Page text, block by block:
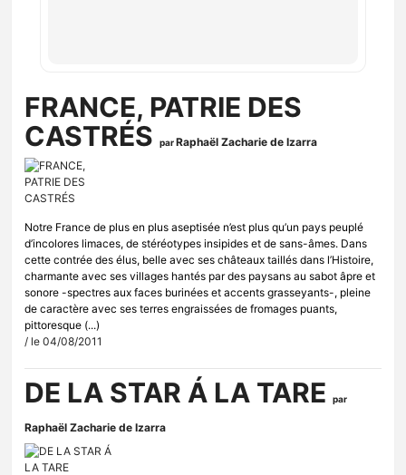
FRANCE, PATRIE DES
CASTRÉS
parRaphaël Zacharie de Izarra
Notre France de plus en plus aseptisée n’est plus qu’un pays peuplé
d’incolores limaces, de stéréotypes insipides et de sans-âmes. Dans
cette contrée des élus, belle avec ses châteaux taillés dans l’Histoire,
charmante avec ses villages hantés par des paysans au sabot âpre et
sonore -spectres aux faces burinées et accents grasseyants-, pleine
de caractère avec ses terres engraissées de fromages puants,
pittoresque (...)
/ le 04/08/2011
DE LA STAR Á LA TARE par
Raphaël Zacharie de Izarra